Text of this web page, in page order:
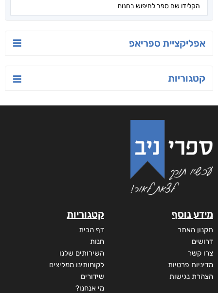
אפליקציית ספריאפ
קטגוריות
מידע נוסף
תקנון האתר
דרושים
צרו קשר
מדיניות פרטיות
הצהרת נגישות
קטגוריות
דף הבית
חנות
השירותים שלנו
לקוחותינו ממליצים
שידורים
מי אנחנו?